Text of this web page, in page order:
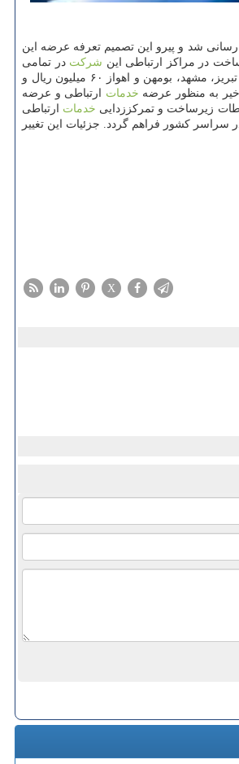
شد و پیرو این تصمیم تعرفه عرضه این
در مراكز ارتباطی این شركت در تمامی
شهرها یكسان و برابر با ۸۰ میلیون ریال برای یك راك كامل محاسبه می شد، اضافه كرد: در مصوبه جدید این تعرفه برای مراكز ارتباطی زیرساخت در شهرهای شیراز، اصفهان، تبریز، مشهد، بومهن و اهواز ۶۰ میلیون ریال و
به منظور عرضه خدمات ارتباطی و عرضه
زیرساخت و تمركززدایی خدمات ارتباطی
سراسر كشور فراهم گردد. جزئیات این تغییر
X